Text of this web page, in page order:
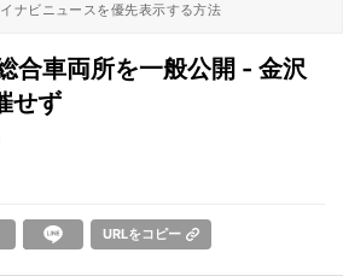
ナビニュースを優先表示する方法
合車両所を一般公開 - 金沢
せず
URLをコピー